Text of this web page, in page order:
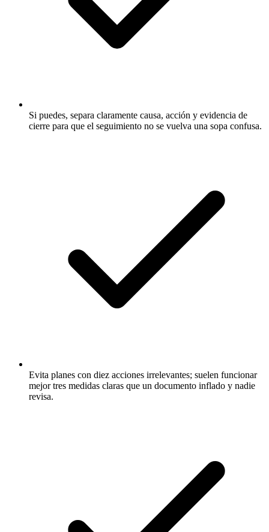
Si puedes, separa claramente causa, acción y evidencia de
cierre para que el seguimiento no se vuelva una sopa confusa.
Evita planes con diez acciones irrelevantes; suelen funcionar
mejor tres medidas claras que un documento inflado y nadie
revisa.